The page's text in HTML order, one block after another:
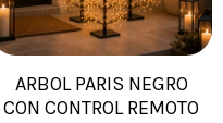
ARBOL PARIS NEGRO
CON CONTROL REMOTO